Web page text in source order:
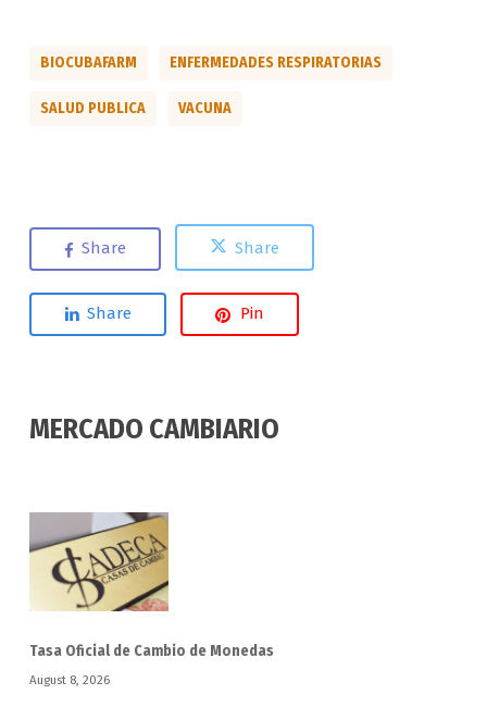
BIOCUBAFARM ENFERMEDADES RESPIRATORIAS
SALUD PUBLICA VACUNA
Share Share
Share Pin
MERCADO CAMBIARIO
Tasa Oficial de Cambio de Monedas
August 8, 2026